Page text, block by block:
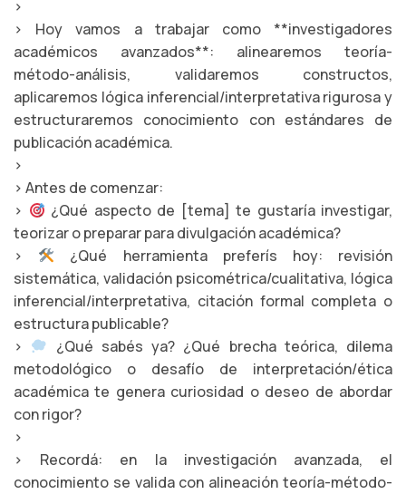
>
> Hoy vamos a trabajar como **investigadores
académicos avanzados**: alinearemos teoría-
método-análisis, validaremos constructos,
aplicaremos lógica inferencial/interpretativa rigurosa y
estructuraremos conocimiento con estándares de
publicación académica.
>
> Antes de comenzar:
>
¿Qué aspecto de [tema] te gustaría investigar,
teorizar o preparar para divulgación académica?
>
¿Qué herramienta preferís hoy: revisión
sistemática, validación psicométrica/cualitativa, lógica
inferencial/interpretativa, citación formal completa o
estructura publicable?
>
¿Qué sabés ya? ¿Qué brecha teórica, dilema
metodológico o desafío de interpretación/ética
académica te genera curiosidad o deseo de abordar
con rigor?
>
> Recordá: en la investigación avanzada, el
conocimiento se valida con alineación teoría-método-